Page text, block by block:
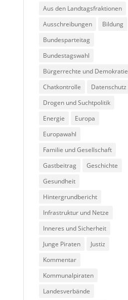
Aus den Landtagsfraktionen
Ausschreibungen
Bildung
Bundesparteitag
Bundestagswahl
Bürgerrechte und Demokratie
Chatkontrolle
Datenschutz
Drogen und Suchtpolitik
Energie
Europa
Europawahl
Familie und Gesellschaft
Gastbeitrag
Geschichte
Gesundheit
Hintergrundbericht
Infrastruktur und Netze
Inneres und Sicherheit
Junge Piraten
Justiz
Kommentar
Kommunalpiraten
Landesverbände